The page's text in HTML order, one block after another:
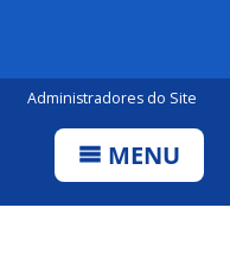
Administradores do Site
MENU